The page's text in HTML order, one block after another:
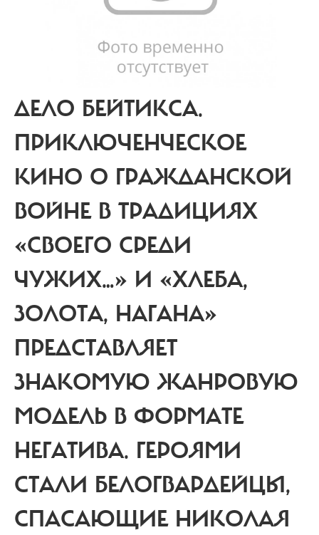
ДЕЛО БЕЙТИКСА.
ПРИКЛЮЧЕНЧЕСКОЕ
КИНО О ГРАЖДАНСКОЙ
ВОЙНЕ В ТРАДИЦИЯХ
«СВОЕГО СРЕДИ
ЧУЖИХ…» И «ХЛЕБА,
ЗОЛОТА, НАГАНА»
ПРЕДСТАВЛЯЕТ
ЗНАКОМУЮ ЖАНРОВУЮ
МОДЕЛЬ В ФОРМАТЕ
НЕГАТИВА. ГЕРОЯМИ
СТАЛИ БЕЛОГВАРДЕЙЦЫ,
СПАСАЮЩИЕ НИКОЛАЯ